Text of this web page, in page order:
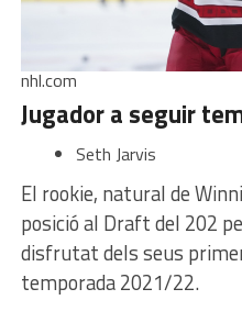
nhl.com
Jugador a seguir
Seth Jarvis
El rookie, natural de
posició al Draft del 202
disfrutat dels seus
temporada 2021/22.